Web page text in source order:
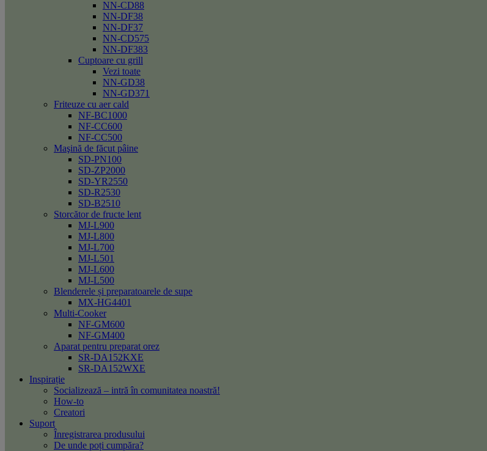
NN-CD88
NN-DF38
NN-DF37
NN-CD575
NN-DF383
Cuptoare cu grill
Vezi toate
NN-GD38
NN-GD371
Friteuze cu aer cald
NF-BC1000
NF-CC600
NF-CC500
Maşină de făcut pâine
SD-PN100
SD-ZP2000
SD-YR2550
SD-R2530
SD-B2510
Storcător de fructe lent
MJ-L900
MJ-L800
MJ-L700
MJ-L501
MJ-L600
MJ-L500
Blenderele și preparatoarele de supe
MX-HG4401
Multi-Cooker
NF-GM600
NF-GM400
Aparat pentru preparat orez
SR-DA152KXE
SR-DA152WXE
Inspirație
Socializează – intră în comunitatea noastră!
How-to
Creatori
Suport
Înregistrarea produsului
De unde poți cumpăra?